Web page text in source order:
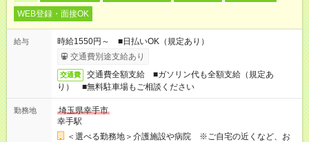
WEB登録・面接OK
給与
時給1550円～ ■日払いOK（規定あり）
交通費別途支給あり
交通費
交通費全額支給 ■ガソリン代も全額支給（規定あ
り） ■無料駐車場もご相談ください
勤務地
埼玉県幸手市
幸手駅
＜選べる勤務地＞介護施設や病院 ※ご自宅の近くなど、お